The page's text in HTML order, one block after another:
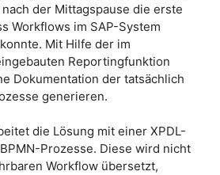
der Mittagspause die erste
Workflows im SAP-System
Mit Hilfe der im
Reportingfunktion
Dokumentation der tatsächlich
generieren.
die Lösung mit einer XPDL-
Prozesse. Diese wird nicht
Workflow übersetzt,